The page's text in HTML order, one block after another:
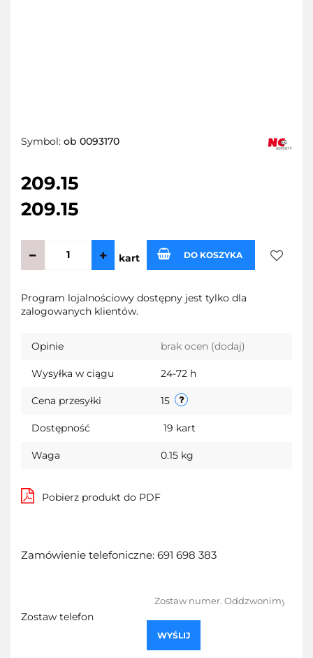
Symbol: ob 0093170
209.15
209.15
kart DO KOSZYKA
Program lojalnościowy dostępny jest tylko dla
zalogowanych klientów.
Opinie brak ocen (dodaj)
Wysyłka w ciągu 24-72 h
Cena przesyłki 15
Dostępność 19 kart
Waga 0.15 kg
Pobierz produkt do PDF
Zamówienie telefoniczne: 691 698 383
Zostaw telefon
WYŚLIJ